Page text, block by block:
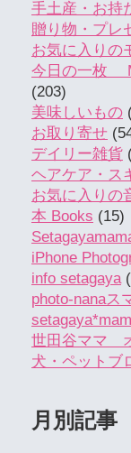
手土産・お持
贈り物・プレ
お気に入り
今日の一枚
(203)
美味しいもの
お取り寄せ
デイリー雑貨
ヘアケア・ス
お気に入りの
本 Books (15)
iPhone
info setagaya
photo-nanaス
世田谷ママ
犬・ペットブ
月別記事